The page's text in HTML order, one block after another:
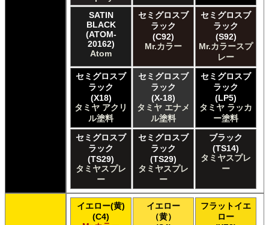
ガイアノーツ ガイアカラー
タミヤ タミヤ アクリル塗料
タミヤ タミヤ アクリル塗料 (フラット)
タミヤ タミヤ エアーモデルスプレー
タミヤ タミヤ エナメル塗料
タミヤ タミヤ トップコート/サーフェイサー/プライマー
タミヤ タミヤ ラッカー塗料
タミヤ タミヤスプレー
タミヤ タミヤスプレー
タミヤ タミヤスプレーAS
ＧＳＩクレオス Master Series Paints Pathfinder
ＧＳＩクレオス Mr.カラー
ＧＳＩクレオス Mr.カラー GX
ＧＳＩクレオス Mr.カラー 色ノ源
ＧＳＩクレオス Mr.カラー スーパーメタリック 2
ＧＳＩクレオス Mr.カラースプレー
ＧＳＩクレオス Mr.クリアカラーGX
SATIN
BLACK
(ATOM-
20162)
Atom
セミグロスブ
ラック
(C92)
Mr.カラー
セミグロスブ
ラック
(S92)
Mr.カラースプ
レー
セミグロスブ
ラック
(X18)
タミヤ アクリ
ル塗料
セミグロスブ
ラック
(X-18)
タミヤ エナメ
ル塗料
セミグロスブ
ラック
(LP5)
タミヤ ラッカ
ー塗料
セミグロスブ
ラック
(TS29)
タミヤスプレ
ー
セミグロスブ
ラック
(TS29)
タミヤスプレ
ー
ブラック
(TS14)
タミヤスプレ
ー
イエロー(黄)
(C4)
イエロー
（黄）
フラットイエ
ロー